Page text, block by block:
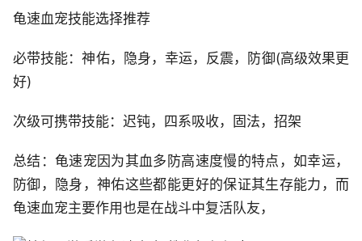
龟速血宠技能选择推荐
必带技能：神佑，隐身，幸运，反震，防御(高级效果更
好)
次级可携带技能：迟钝，四系吸收，固法，招架
总结：龟速宠因为其血多防高速度慢的特点，如幸运，
防御，隐身，神佑这些都能更好的保证其生存能力，而
龟速血宠主要作用也是在战斗中复活队友，